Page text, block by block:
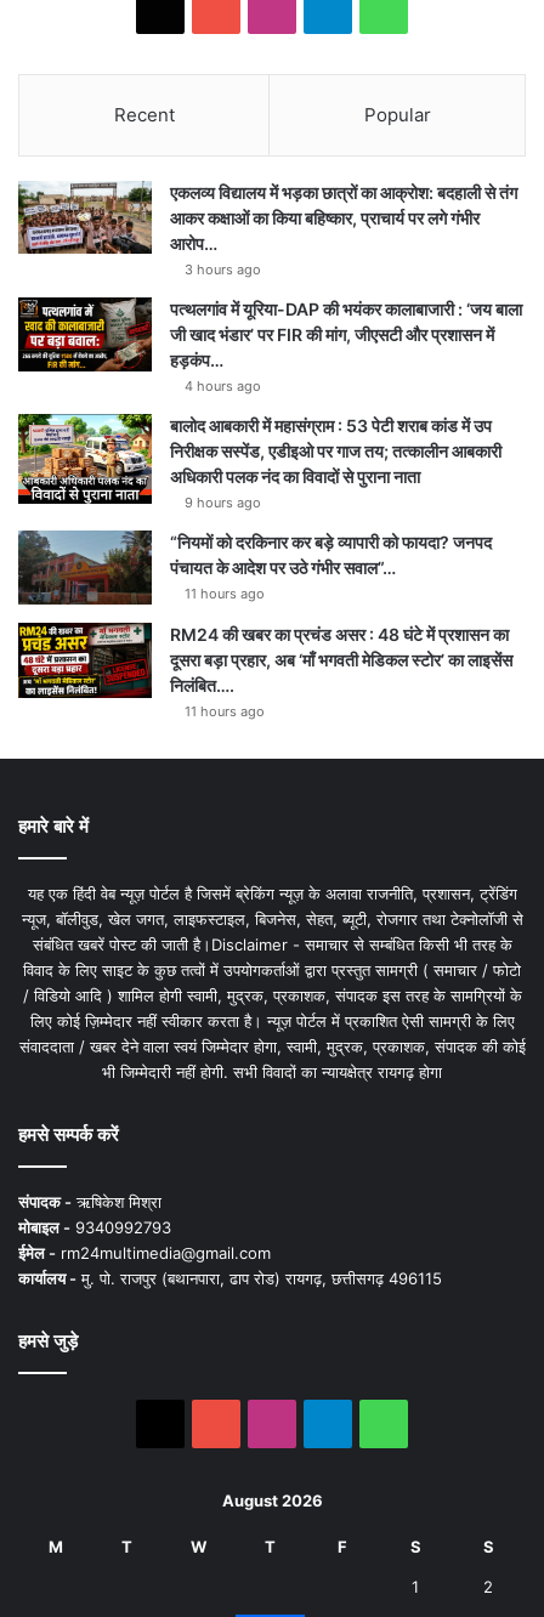
T
u
e
t
a
r
a
e
g
a
m
a
t
s
p
p
Recent Popular
एकलव्य विद्यालय में भड़का छात्रों का आक्रोश: बदहाली से तंग
आकर कक्षाओं का किया बहिष्कार, प्राचार्य पर लगे गंभीर
आरोप…
3 hours ago
पत्थलगांव में यूरिया-DAP की भयंकर कालाबाजारी : ‘जय बाला
जी खाद भंडार’ पर FIR की मांग, जीएसटी और प्रशासन में
हड़कंप…
4 hours ago
बालोद आबकारी में महासंग्राम : 53 पेटी शराब कांड में उप
निरीक्षक सस्पेंड, एडीइओ पर गाज तय; तत्कालीन आबकारी
अधिकारी पलक नंद का विवादों से पुराना नाता
9 hours ago
“नियमों को दरकिनार कर बड़े व्यापारी को फायदा? जनपद
पंचायत के आदेश पर उठे गंभीर सवाल”…
11 hours ago
RM24 की खबर का प्रचंड असर : 48 घंटे में प्रशासन का
दूसरा बड़ा प्रहार, अब ‘माँ भगवती मेडिकल स्टोर’ का लाइसेंस
निलंबित….
11 hours ago
हमारे बारे में
यह एक हिंदी वेब न्यूज़ पोर्टल है जिसमें ब्रेकिंग न्यूज़ के अलावा राजनीति, प्रशासन, ट्रेंडिंग
न्यूज, बॉलीवुड, खेल जगत, लाइफस्टाइल, बिजनेस, सेहत, ब्यूटी, रोजगार तथा टेक्नोलॉजी से
संबंधित खबरें पोस्ट की जाती है।Disclaimer - समाचार से सम्बंधित किसी भी तरह के
विवाद के लिए साइट के कुछ तत्वों में उपयोगकर्ताओं द्वारा प्रस्तुत सामग्री ( समाचार / फोटो
/ विडियो आदि ) शामिल होगी स्वामी, मुद्रक, प्रकाशक, संपादक इस तरह के सामग्रियों के
लिए कोई ज़िम्मेदार नहीं स्वीकार करता है। न्यूज़ पोर्टल में प्रकाशित ऐसी सामग्री के लिए
संवाददाता / खबर देने वाला स्वयं जिम्मेदार होगा, स्वामी, मुद्रक, प्रकाशक, संपादक की कोई
भी जिम्मेदारी नहीं होगी. सभी विवादों का न्यायक्षेत्र रायगढ़ होगा
हमसे सम्पर्क करें
संपादक -ऋषिकेश मिश्रा
मोबाइल - 9340992793
ईमेल - rm24multimedia@gmail.com
कार्यालय -मु. पो. राजपुर (बथानपारा, ढाप रोड) रायगढ़, छत्तीसगढ़ 496115
हमसे जुड़े
August 2026
M T W T F S S
1 2